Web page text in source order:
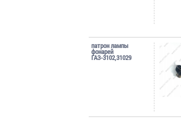
патрон лампы
фонарей
ГАЗ-3102,31029